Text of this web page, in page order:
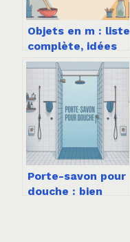
Objets en m : liste
complète, idées
originales et
exemples utiles
Porte-savon pour
douche : bien